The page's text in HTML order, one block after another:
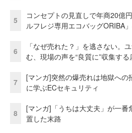
5
コンセプトの見直しで年商20億
ルフレジ専用エコバッグORIBA
6
「なぜ売れた？」を逃さない。
む、現場の声を“良質に”収集する
7
[マンガ]突然の爆売れは地獄へ
に学ぶECセキュリティ
8
[マンガ]「うちは大丈夫」が一
置した末路